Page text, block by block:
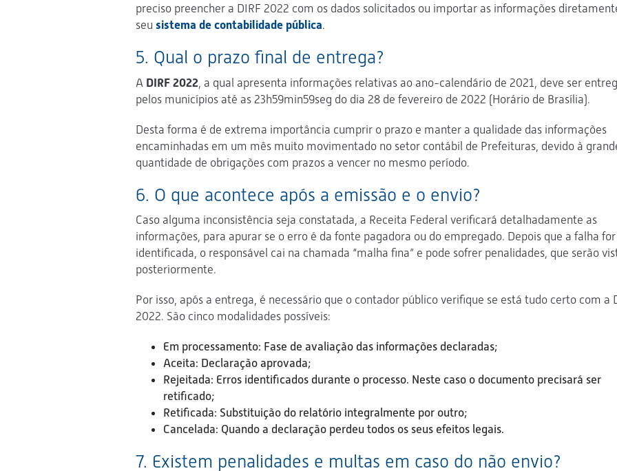
preciso preencher a DIRF 2022 com os dados solicitados ou importar as informações
seu sistema de contabilidade pública.
5. Qual o prazo final de entrega?
A DIRF 2022 , a qual apresenta informações relativas ao ano-calendário de 2021, deve ser
pelos municípios até as 23h59min59seg do dia 28 de fevereiro de 2022 (Horário de Brasília).
Desta forma é de extrema importância cumprir o prazo e manter a qualidade das informações
encaminhadas em um mês muito movimentado no setor contábil de Prefeituras, devido à
quantidade de obrigações com prazos a vencer no mesmo período.
6. O que acontece após a emissão e o envio?
Caso alguma inconsistência seja constatada, a Receita Federal verificará detalhadamente as
informações, para apurar se o erro é da fonte pagadora ou do empregado. Depois que a falha for
identificada, o responsável cai na chamada “malha fina” e pode sofrer penalidades, que serão
posteriormente.
Por isso, após a entrega, é necessário que o contador público verifique se está tudo certo com a
2022. São cinco modalidades possíveis:
Em processamento: Fase de avaliação das informações declaradas;
Aceita: Declaração aprovada;
Rejeitada: Erros identificados durante o processo. Neste caso o documento precisará ser
retificado;
Retificada: Substituição do relatório integralmente por outro;
Cancelada: Quando a declaração perdeu todos os seus efeitos legais.
7. Existem penalidades e multas em caso do não envio?